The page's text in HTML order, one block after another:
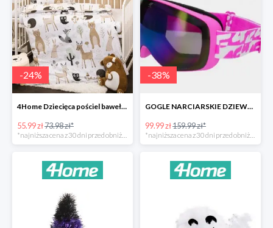
-24%
4Home Dziecięca pościel bawełniana do łóżeczka Nordic Friends -24%
55.99 zł73.98 zł*
-38%
GOGLE NARCIARSKIE DZIEWCZĘCE -37%
99.99 zł159.99 zł*